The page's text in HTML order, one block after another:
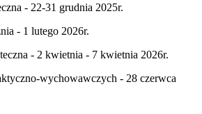
- 22-31 grudnia 2025r.
- 1 lutego 2026r.
- 2 kwietnia - 7 kwietnia 2026r.
wychowawczych - 28 czerwca